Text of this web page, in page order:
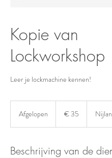
Kopie van
Lockworkshop
Leer je lockmachine kennen!
Afgelopen
l
€ 35
Beschrijving van de